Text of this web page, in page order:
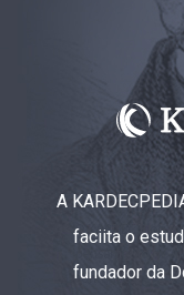
A
faciita o
fundador da